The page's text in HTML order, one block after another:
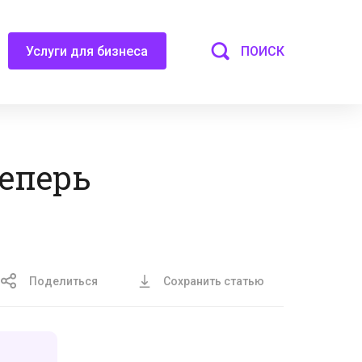
Услуги для бизнеса ПОИСК
Поделиться Сохранить статью